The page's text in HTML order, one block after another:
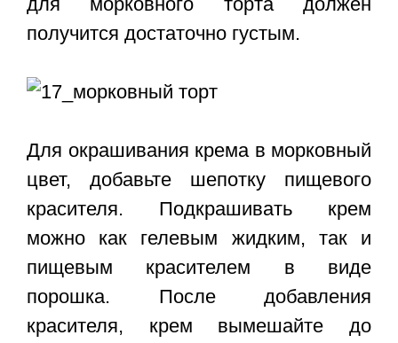
получится достаточно густым.
Для окрашивания крема в морковный
цвет, добавьте шепотку пищевого
красителя. Подкрашивать крем
можно как гелевым жидким, так и
пищевым красителем в виде
порошка. После добавления
красителя, крем вымешайте до